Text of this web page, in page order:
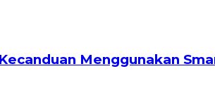
Menggunakan